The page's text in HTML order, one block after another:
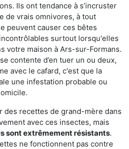
Ils ont tendance à s’incruster
de vrais omnivores, à tout
peuvent causer ces bêtes
surtout lorsqu'elles
votre maison à Ars-sur-Formans.
contente d’en tuer un ou deux,
avec le cafard, c'est que la
une infestation probable ou
des recettes de grand-mère dans
avec ces insectes, mais
sont extrêmement résistants.
ne fonctionnent pas contre